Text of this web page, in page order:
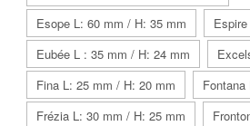
Esope L: 60 mm / H: 35 mm
Eubée L : 35 mm / H: 24 mm
Fina L: 25 mm / H: 20 mm
Frézia L: 30 mm / H: 25 mm